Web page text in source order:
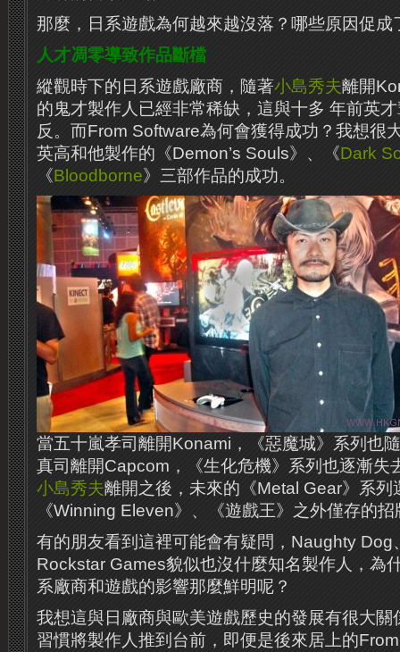
那麼，日系遊戲為何越來越沒落？哪些原因促
人才凋零導致作品斷檔
縱觀時下的日系遊戲廠商，隨著小島秀夫離開
的鬼才製作人已經非常稀缺，這與十多 ​​年前英
反。而From Software為何會獲得成功？我想很
英高和他製作的《Demon’s Souls》、《Dark
《Bloodborne》三部作品的成功。
當五十嵐孝司離開Konami，《惡魔城》系列也
真司離開Capcom，《生化危機》系列也逐漸失
小島秀夫離開之後，未來的《Metal Gear》系
《Winning Eleven》、《遊戲王》之外僅存的
有的朋友看到​​這裡可能會有疑問，Naughty Dog
Rockstar Games貌似也沒什麼知名製作人，為
系廠商和遊戲的影響那麼鮮明呢？
我想這與日廠商與歐美遊戲歷史的發展有很大關
習慣將製作人推到台前，即便是後來居上的